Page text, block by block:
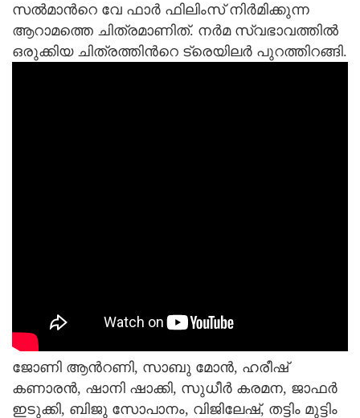
സല്‍മാന്‍റെ വേ ഫാര്‍ ഫിലിംസ് നിർമിക്കുന്ന
ആറാമത്തെ ചിത്രമാണിത്. നര്‍മ സ്വഭാവത്തില്‍
ഒരുക്കിയ ചിത്രത്തിന്‍റെ ട്രെയിലര്‍ പുറത്തിറങ്ങി.
ജോണി ആന്‍റണി, സാബു മോന്‍, ഹരീഷ്
കണാരന്‍, ഷാനി ഷാക്കി, സുധീര്‍ കരമന, ജാഫര്‍
ഇടുക്കി, ബിജു സോപാനം, വിജിലേഷ്, തട്ടിം മുട്ടിം